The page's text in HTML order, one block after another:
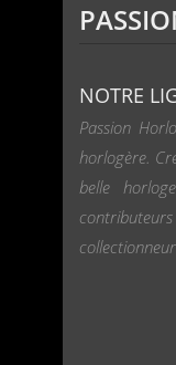
NOTRE
Passion
horlogère.
belle